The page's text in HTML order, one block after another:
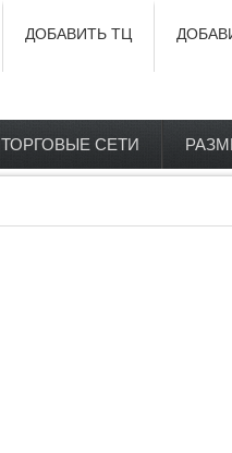
ДОБАВИТЬ ТЦ
ТОРГОВЫЕ СЕТИ